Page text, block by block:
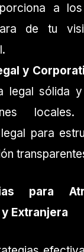
a
de tu
y
legal sólida
para
para
Extranjera